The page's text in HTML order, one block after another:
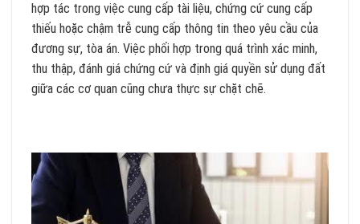
hợp tác trong việc cung cấp tài liệu, chứng cứ cung cấp
thiếu hoặc chậm trễ cung cấp thông tin theo yêu cầu của
đương sự, tòa án. Việc phối hợp trong quá trình xác minh,
thu thập, đánh giá chứng cứ và định giá quyền sử dụng đất
giữa các cơ quan cũng chưa thực sự chặt chẽ.